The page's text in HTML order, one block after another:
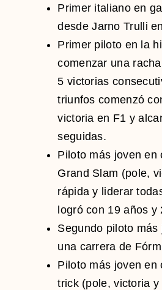
Primer italiano en
desdeJarno Trulli
Primer piloto en la
comenzar una
5 victorias
triunfos comenzó
victoria en F1 y
seguidas.
Piloto más joven en
Grand Slam (pole,
rápida y liderar
logró con 19 años y
Segundo piloto
una carrera de
Piloto más joven en
trick (pole, victoria